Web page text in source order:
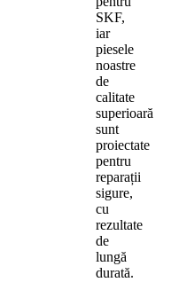
SKF,
iar
piesele
noastre
de
calitate
superioară
sunt
proiectate
pentru
reparații
sigure,
cu
rezultate
de
lungă
durată.